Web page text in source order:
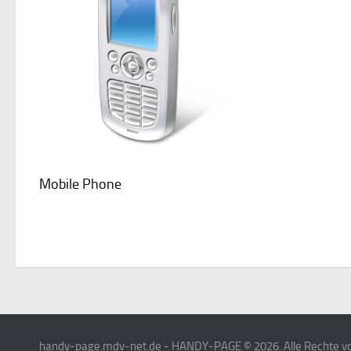
Mobile Phone
handy-page.mdv-net.de - HANDY-PAGE © 2026. Alle Rechte